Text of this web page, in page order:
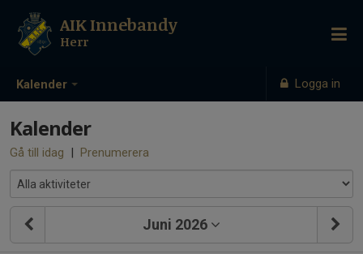
Kalender Logga in
AIK Innebandy
Herr
Kalender
Gå till idag | Prenumerera
Juni 2026